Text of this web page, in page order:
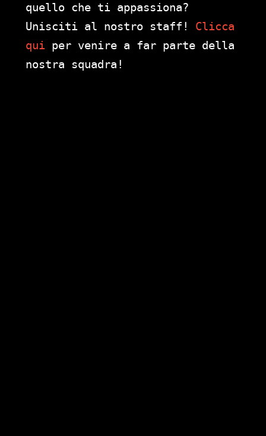
quello che ti appassiona?
Unisciti al nostro staff! Clicca
qui per venire a far parte della
nostra squadra!